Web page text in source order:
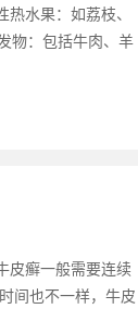
水果：如荔枝、
物：包括牛肉、羊
皮癣一般需要连续
间也不一样，牛皮